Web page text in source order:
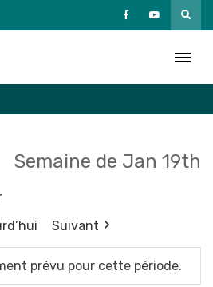
Semaine de Jan 19th
Suivant
prévu pour cette période.